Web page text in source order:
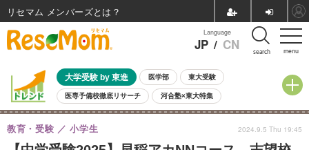
menu
Language
JP / CN search
大学受験 by 東進 医学部 東大受験
医専予備校徹底リサーチ 河合塾×東大特集
親子で考える大学選び 高校受験 中学受験 小学校受験
共通テスト 夏休み
教育・受験 小学生 2024.9.5 Thu 19:45
リセマム メンバーズ